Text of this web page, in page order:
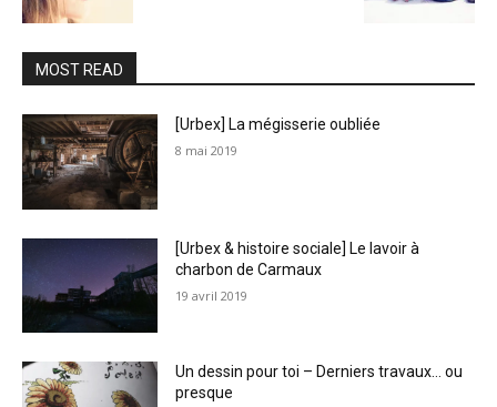
MOST READ
[Urbex] La mégisserie oubliée
8 mai 2019
[Urbex & histoire sociale] Le lavoir à
charbon de Carmaux
19 avril 2019
Un dessin pour toi – Derniers travaux… ou
presque